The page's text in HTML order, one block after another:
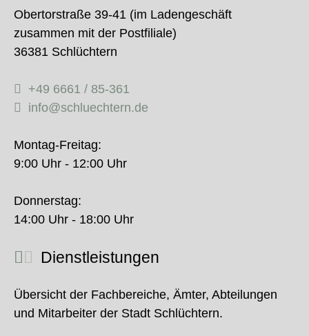
Obertorstraße 39-41 (im Ladengeschäft
zusammen mit der Postfiliale)
36381 Schlüchtern
+49 6661 / 85-361
info@schluechtern.de
Montag-Freitag:
9:00 Uhr - 12:00 Uhr
Donnerstag:
14:00 Uhr - 18:00 Uhr
Dienstleistungen
Übersicht der Fachbereiche, Ämter, Abteilungen
und Mitarbeiter der Stadt Schlüchtern.